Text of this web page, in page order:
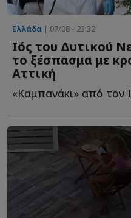
Ελλάδα | 07/08 - 23:32
Ιός του Δυτικού
το ξέσπασμα με
Αττική